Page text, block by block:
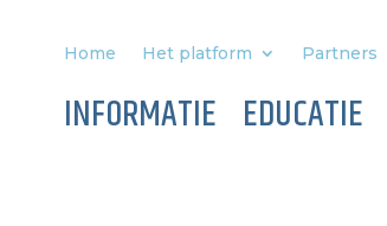
Home Het platform Partners
INFORMATIE EDUCATIE